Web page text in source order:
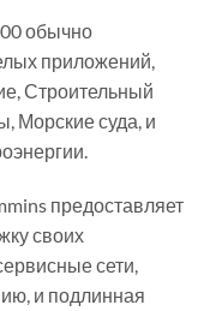
обычно
приложений,
Строительный
Морские суда, и
предоставляет
своих
сети,
и подлинная